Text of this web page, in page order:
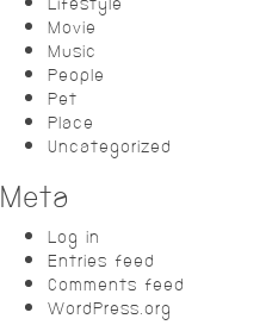
Movie
Music
People
Pet
Place
Uncategorized
Meta
Log in
Entries feed
Comments feed
WordPress.org